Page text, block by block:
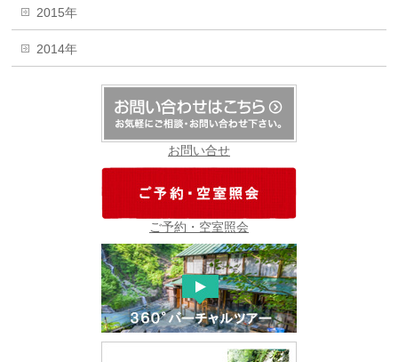
2015年
2014年
お問い合せ
ご予約・空室照会